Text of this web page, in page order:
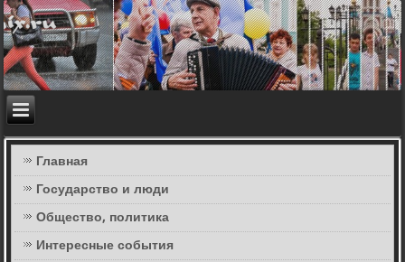
Главная
Государство и люди
Общество, политика
Интересные события